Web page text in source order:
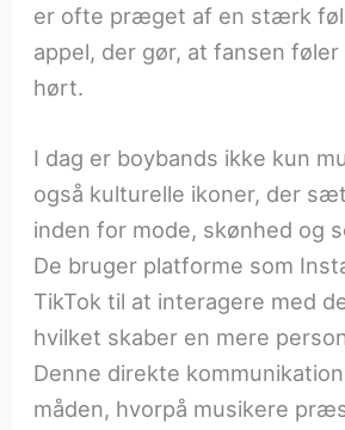
er ofte præget af en stærk
appel, der gør, at fansen
hørt.
I dag er boybands ikke kun
også kulturelle ikoner, der
inden for mode, skønhed og
De bruger platforme som
TikTok til at interagere med
hvilket skaber en mere
Denne direkte
måden, hvorpå musikere